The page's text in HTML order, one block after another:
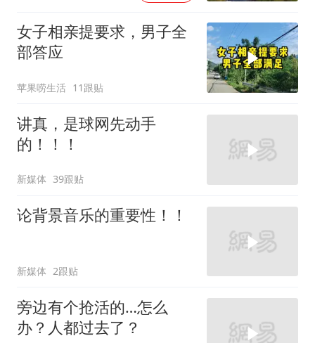
女子相亲提要求，男子全
部答应
苹果唠生活 11跟贴
讲真，是球网先动手
的！！！
新媒体 39跟贴
论背景音乐的重要性！！
新媒体 2跟贴
旁边有个抢活的…怎么
办？人都过去了？